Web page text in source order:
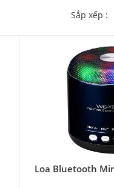
Sắp xếp :
Loa Bluetooth